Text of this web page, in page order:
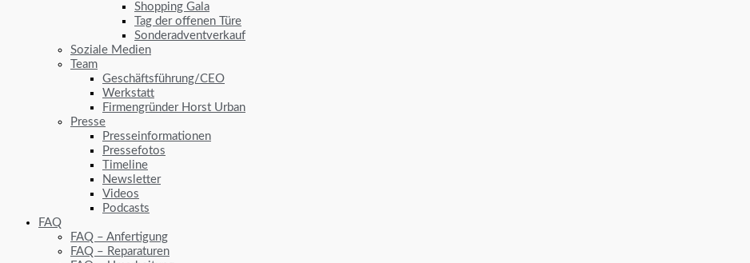
Shopping Gala
Tag der offenen Türe
Sonderadventverkauf
Soziale Medien
Team
Geschäftsführung/CEO
Werkstatt
Firmengründer Horst Urban
Presse
Presseinformationen
Pressefotos
Timeline
Newsletter
Videos
Podcasts
FAQ
FAQ – Anfertigung
FAQ – Reparaturen